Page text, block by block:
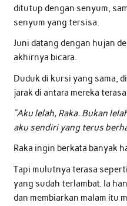
ditutup dengan senyum,
senyum yang tersisa.
Juni datang dengan hujan
akhirnya bicara.
Duduk di kursi yang sama,
jarak di antara mereka
“Aku lelah, Raka. Bukan
aku sendiri yang terus
Raka ingin berkata banyak
Tapi mulutnya terasa
yang sudah terlambat. Ia
dan membiarkan malam itu